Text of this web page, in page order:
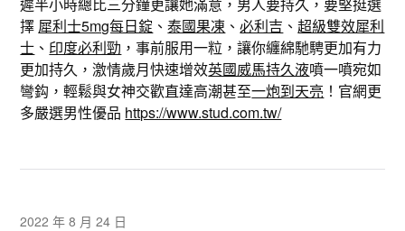
擇 犀利士5mg每日錠 、泰國果凍 、必利吉 、超級雙效犀利
士 、 印度必利勁 ，事前服用一粒，讓你纏綿馳騁更加有力
更加持久，激情歲月快速增效英國威馬持久液噴一噴宛如
彎鈎，輕鬆與女神交歡直達高潮甚至一炮到天亮 ！官網更
多嚴選男性優品 https://www.stud.com.tw/
2022 年 8 月 24 日